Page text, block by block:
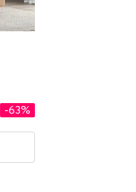
-63%